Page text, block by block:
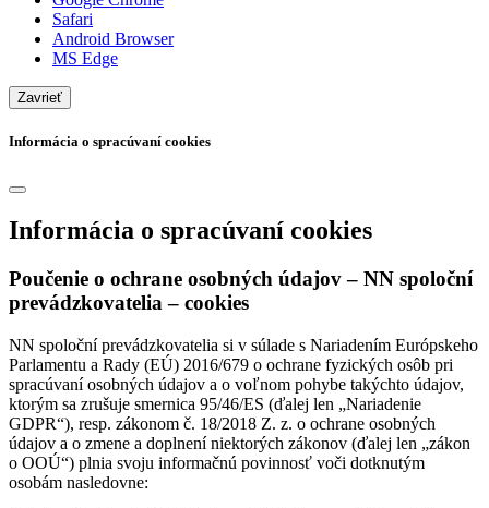
Safari
Android Browser
MS Edge
Zavrieť
Informácia o spracúvaní cookies
Informácia o spracúvaní cookies
Poučenie o ochrane osobných údajov – NN spoloční
prevádzkovatelia – cookies
NN spoloční prevádzkovatelia si v súlade s Nariadením Európskeho
Parlamentu a Rady (EÚ) 2016/679 o ochrane fyzických osôb pri
spracúvaní osobných údajov a o voľnom pohybe takýchto údajov,
ktorým sa zrušuje smernica 95/46/ES (ďalej len „Nariadenie
GDPR“), resp. zákonom č. 18/2018 Z. z. o ochrane osobných
údajov a o zmene a doplnení niektorých zákonov (ďalej len „zákon
o OOÚ“) plnia svoju informačnú povinnosť voči dotknutým
osobám nasledovne: